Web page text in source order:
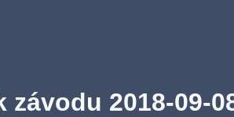
závodu 2018-09-